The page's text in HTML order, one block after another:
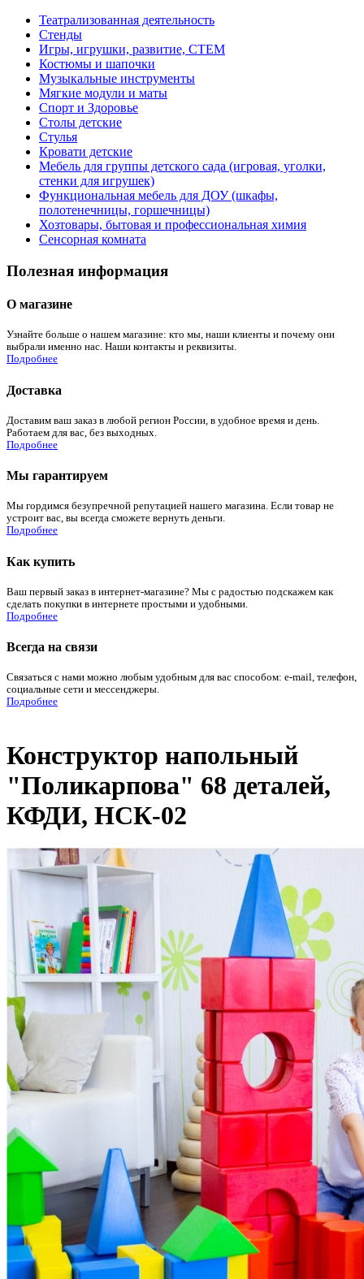
Театрализованная деятельность
Стенды
Игры, игрушки, развитие, СТЕМ
Костюмы и шапочки
Музыкальные инструменты
Мягкие модули и маты
Спорт и Здоровье
Столы детские
Стулья
Кровати детские
Мебель для группы детского сада (игровая, уголки,
стенки для игрушек)
Функциональная мебель для ДОУ (шкафы,
полотенечницы, горшечницы)
Хозтовары, бытовая и профессиональная химия
Сенсорная комната
Полезная информация
О магазине
Узнайте больше о нашем магазине: кто мы, наши клиенты и почему они
выбрали именно нас. Наши контакты и реквизиты.
Подробнее
Доставка
Доставим ваш заказ в любой регион России, в удобное время и день.
Работаем для вас, без выходных.
Подробнее
Мы гарантируем
Мы гордимся безупречной репутацией нашего магазина. Если товар не
устроит вас, вы всегда сможете вернуть деньги.
Подробнее
Как купить
Ваш первый заказ в интернет-магазине? Мы с радостью подскажем как
сделать покупки в интернете простыми и удобными.
Подробнее
Всегда на связи
Связаться с нами можно любым удобным для вас способом: e-mail, телефон,
социальные сети и мессенджеры.
Подробнее
Конструктор напольный
"Поликарпова" 68 деталей,
КФДИ, НСК-02